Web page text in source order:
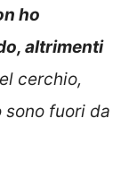
ho
altrimenti
cerchio,
sono fuori da